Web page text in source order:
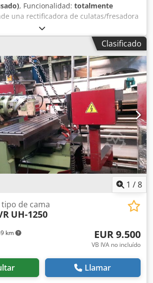
, Funcionalidad: totalmente
una rectificadora de culatas/fresadora
en buen estado. En esta máquina
solo fresado. La máquina puede
en cualquier momento. Se emitirá
19% desglosado. Crsdpsy Spmdjfx Al
Clasificado
1 /8
km
tipo de cama
UH-1250
EUR 9.500
VB IVA no incluído
Llamar